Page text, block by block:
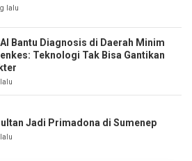
lalu
AI Bantu Diagnosis di Daerah Minim
Teknologi Tak Bisa Gantikan
Jadi Primadona di Sumenep